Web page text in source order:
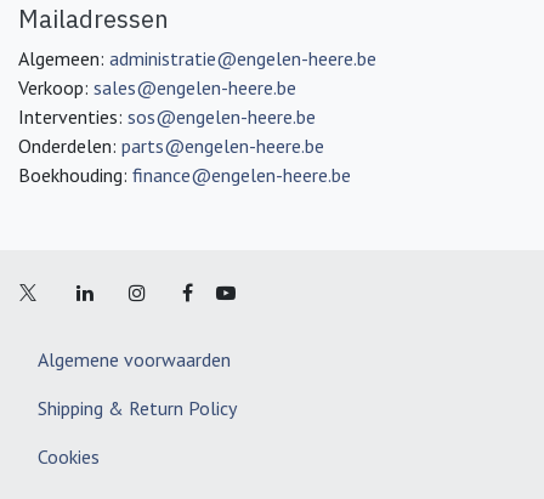
Mailadressen
Algemeen: administratie@engelen-heere.be
Verkoop: sales@engelen-heere.be
Interventies: sos@engelen-heere.be
Onderdelen: parts@engelen-heere.be
Boekhouding: finance@engelen-heere.be
Algemene voorwaarden
Shipping & Return Policy
Cookies